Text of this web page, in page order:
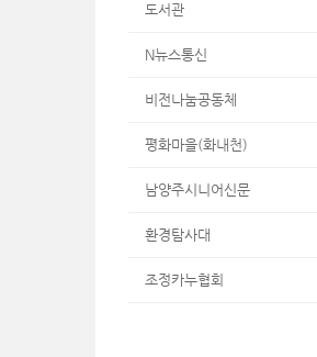
도서관
N뉴스통신
비전나눔공동체
평화마을(화내천)
남양주시니어신문
환경탐사대
조정카누협회